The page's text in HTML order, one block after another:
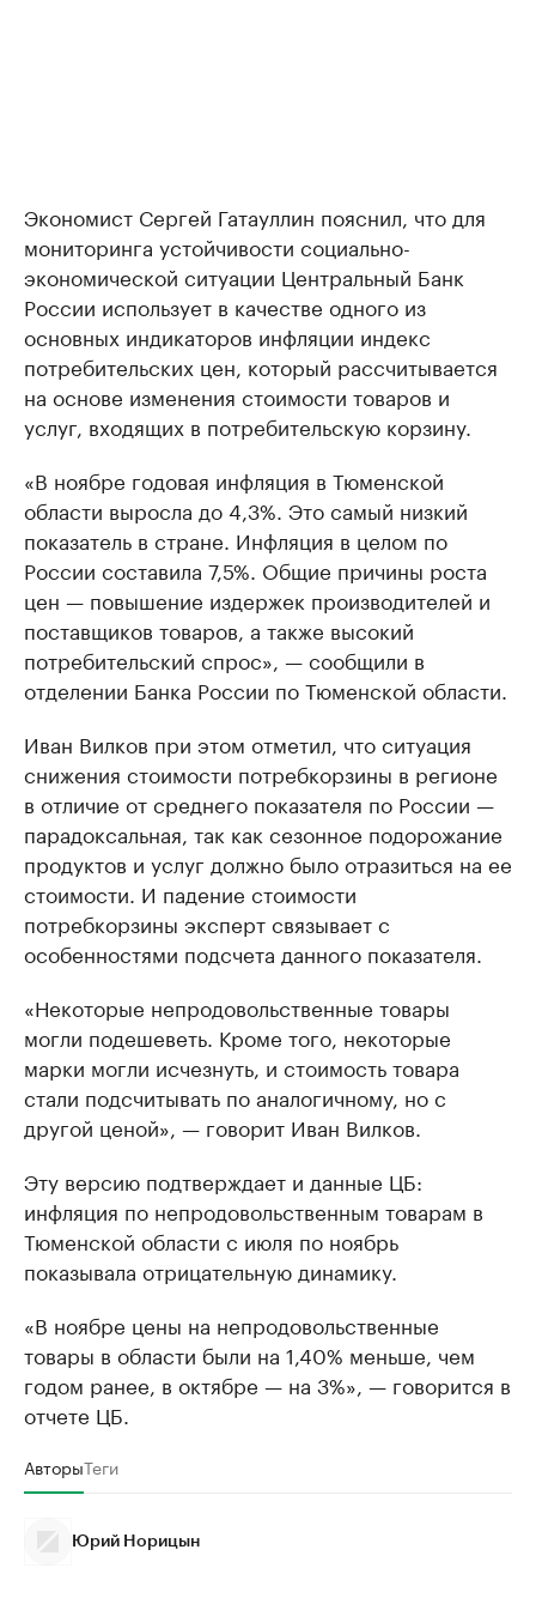
Экономист Сергей Гатауллин пояснил, что для
мониторинга устойчивости социально-
экономической ситуации Центральный Банк
России использует в качестве одного из
основных индикаторов инфляции индекс
потребительских цен, который рассчитывается
на основе изменения стоимости товаров и
услуг, входящих в потребительскую корзину.
«В ноябре годовая инфляция в Тюменской
области выросла до 4,3%. Это самый низкий
показатель в стране. Инфляция в целом по
России составила 7,5%. Общие причины роста
цен — повышение издержек производителей и
поставщиков товаров, а также высокий
потребительский спрос», — сообщили в
отделении Банка России по Тюменской области.
Иван Вилков при этом отметил, что ситуация
снижения стоимости потребкорзины в регионе
в отличие от среднего показателя по России —
парадоксальная, так как сезонное подорожание
продуктов и услуг должно было отразиться на ее
стоимости. И падение стоимости
потребкорзины эксперт связывает с
особенностями подсчета данного показателя.
«Некоторые непродовольственные товары
могли подешеветь. Кроме того, некоторые
марки могли исчезнуть, и стоимость товара
стали подсчитывать по аналогичному, но с
другой ценой», — говорит Иван Вилков.
Эту версию подтверждает и данные ЦБ:
инфляция по непродовольственным товарам в
Тюменской области с июля по ноябрь
показывала отрицательную динамику.
«В ноябре цены на непродовольственные
товары в области были на 1,40% меньше, чем
годом ранее, в октябре — на 3%», — говорится в
отчете ЦБ.
АвторыТеги
Юрий Норицын